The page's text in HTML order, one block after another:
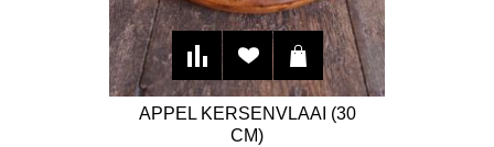
APPEL KERSENVLAAI (30
CM)